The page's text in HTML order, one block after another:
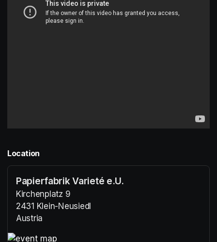
Location
Papierfabrik Varieté e.U.
Kirchenplatz 9
2431 Klein-Neusiedl
Austria